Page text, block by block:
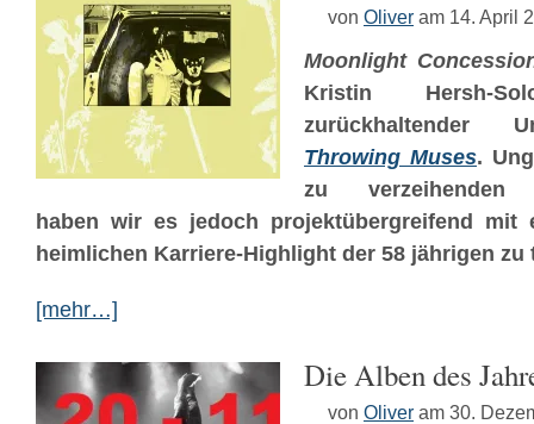
von Oliver am 14. April
Moonlight
Kristin Hersh-
zurückhaltender
Throwing Muses.
zu verzeihenden
haben wir es jedoch projektübergreifend mit
heimlichen Karriere-Highlight der 58 jährigen
[mehr…]
Die Alben des
von Oliver am 30.